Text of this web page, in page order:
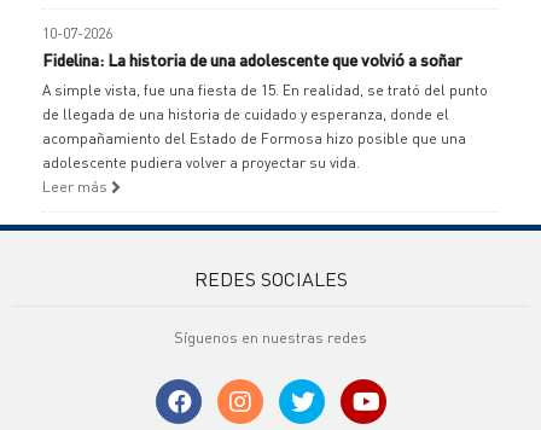
10-07-2026
Fidelina: La historia de una adolescente que volvió a soñar
A simple vista, fue una fiesta de 15. En realidad, se trató del punto
de llegada de una historia de cuidado y esperanza, donde el
acompañamiento del Estado de Formosa hizo posible que una
adolescente pudiera volver a proyectar su vida.
Leer más
REDES SOCIALES
Síguenos en nuestras redes